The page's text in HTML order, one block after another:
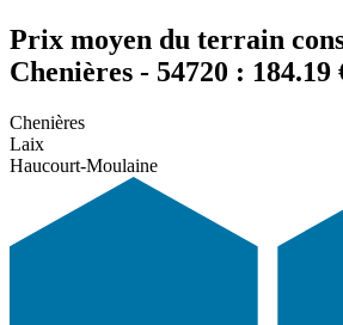
Prix moyen du terrain
Chenières - 54720 : 184.19
Chenières
Laix
Haucourt-Moulaine